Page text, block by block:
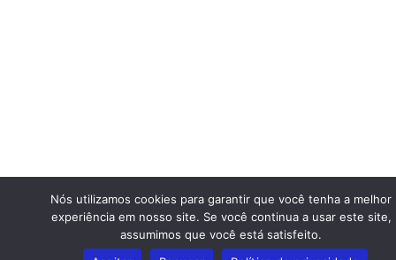
Nós utilizamos cookies para garantir que você tenha a melhor
experiência em nosso site. Se você continua a usar este site,
assumimos que você está satisfeito.